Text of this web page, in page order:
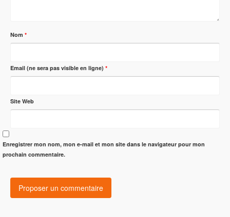
Nom *
Email (ne sera pas visible en ligne) *
Site Web
Enregistrer mon nom, mon e-mail et mon site dans le navigateur pour mon
prochain commentaire.